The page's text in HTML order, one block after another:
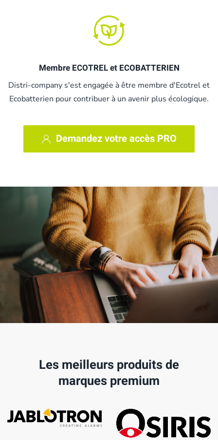
Membre ECOTREL et ECOBATTERIEN
Distri-company s'est engagée à être membre d'Ecotrel et
Ecobatterien pour contribuer à un avenir plus écologique.
Demandez votre accès PRO
Les meilleurs produits de
marques premium